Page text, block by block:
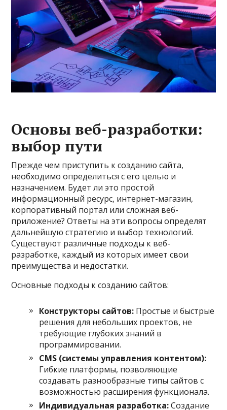
Основы веб-разработки:
выбор пути
Прежде чем приступить к созданию сайта,
необходимо определиться с его целью и
назначением. Будет ли это простой
информационный ресурс, интернет-магазин,
корпоративный портал или сложная веб-
приложение? Ответы на эти вопросы определят
дальнейшую стратегию и выбор технологий.
Существуют различные подходы к веб-
разработке, каждый из которых имеет свои
преимущества и недостатки.
Основные подходы к созданию сайтов:
Конструкторы сайтов: Простые и быстрые
решения для небольших проектов, не
требующие глубоких знаний в
программировании.
CMS (системы управления контентом):
Гибкие платформы, позволяющие
создавать разнообразные типы сайтов с
возможностью расширения функционала.
Индивидуальная разработка:Создание